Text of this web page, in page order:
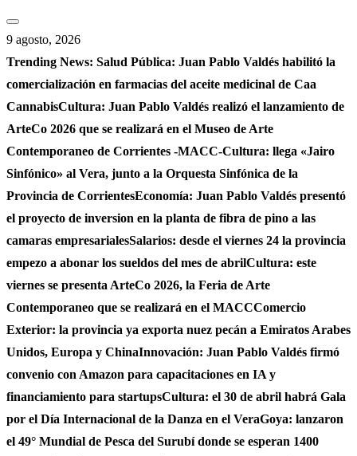
Saltar
al
contenido
9 agosto, 2026
Trending News: Salud Pública: Juan Pablo Valdés habilitó la
comercialización en farmacias del aceite medicinal de Caa
CannabisCultura: Juan Pablo Valdés realizó el lanzamiento de
ArteCo 2026 que se realizará en el Museo de Arte
Contemporaneo de Corrientes -MACC-Cultura: llega «Jairo
Sinfónico» al Vera, junto a la Orquesta Sinfónica de la
Provincia de CorrientesEconomía: Juan Pablo Valdés presentó
el proyecto de inversion en la planta de fibra de pino a las
camaras empresarialesSalarios: desde el viernes 24 la provincia
empezo a abonar los sueldos del mes de abrilCultura: este
viernes se presenta ArteCo 2026, la Feria de Arte
Contemporaneo que se realizará en el MACCComercio
Exterior: la provincia ya exporta nuez pecán a Emiratos Arabes
Unidos, Europa y ChinaInnovación: Juan Pablo Valdés firmó
convenio con Amazon para capacitaciones en IA y
financiamiento para startupsCultura: el 30 de abril habrá Gala
por el Día Internacional de la Danza en el VeraGoya: lanzaron
el 49° Mundial de Pesca del Surubí donde se esperan 1400